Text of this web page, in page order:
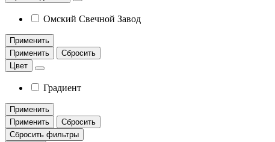
Омский Свечной Завод
Применить
Применить
Сбросить
Цвет
Градиент
Применить
Применить
Сбросить
Сбросить фильтры